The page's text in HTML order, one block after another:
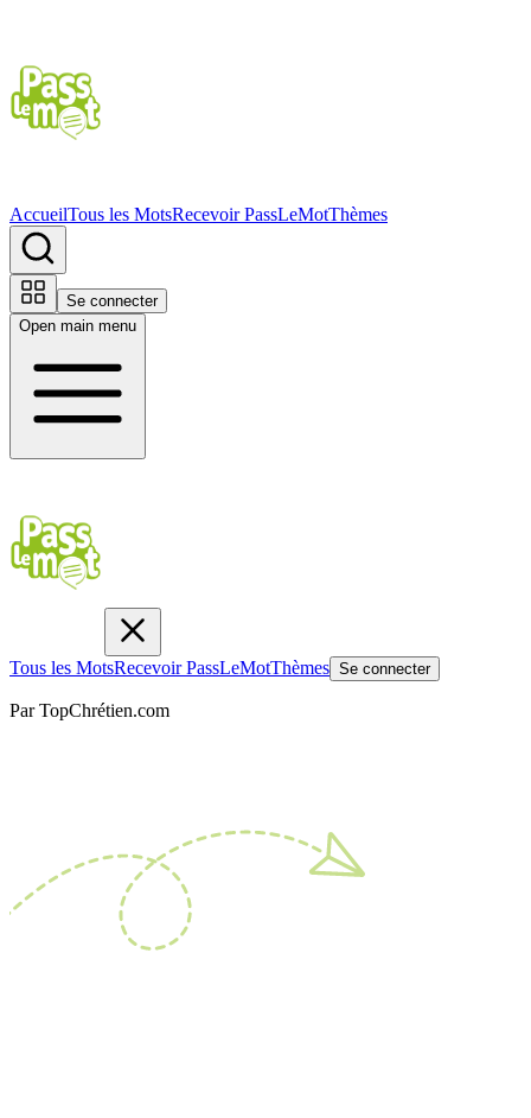
AccueilTous les MotsRecevoir PassLeMotThèmes
Se connecter
Open main menu
Tous les MotsRecevoir PassLeMotThèmes Se connecter
Par TopChrétien.com